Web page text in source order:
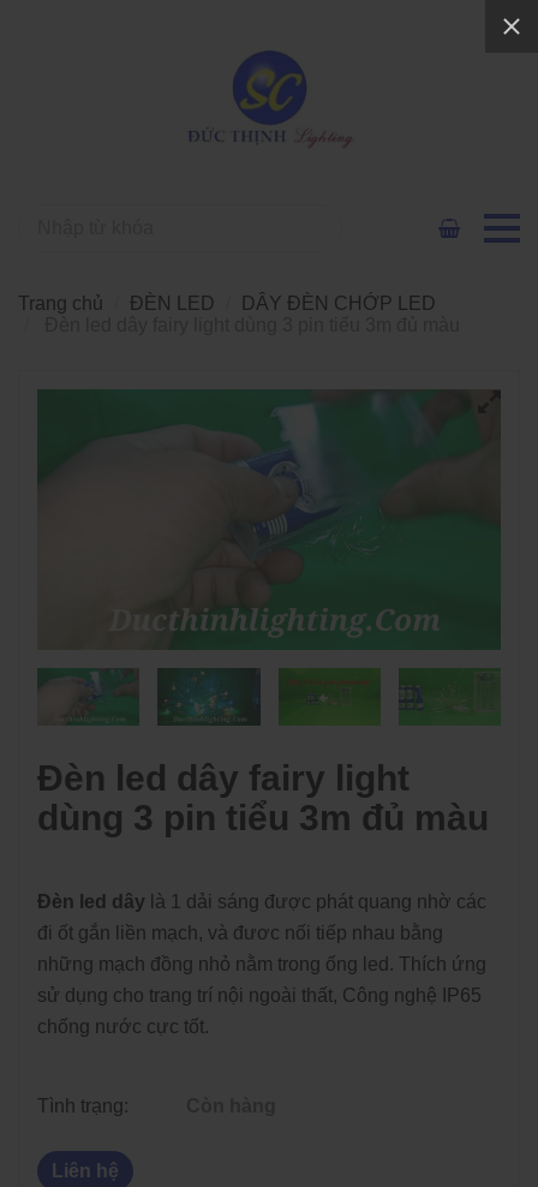
Đèn led dây fairy light
dùng 3 pin tiểu 3m đủ màu
Đèn led dây là 1 dải sáng được phát quang nhờ các
đi ốt gắn liền mạch, và đươc nối tiếp nhau bằng
những mạch đồng nhỏ nằm trong ống led. Thích ứng
sử dụng cho trang trí nội ngoài thất, Công nghệ IP65
chống nước cực tốt.
Tình trạng:
Liên hệ
Trang chủ ĐÈN LED
DÂY ĐÈN CHỚP LED